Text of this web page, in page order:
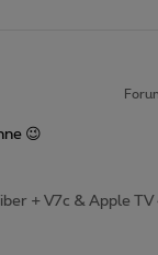
😉
+ V7c & Apple